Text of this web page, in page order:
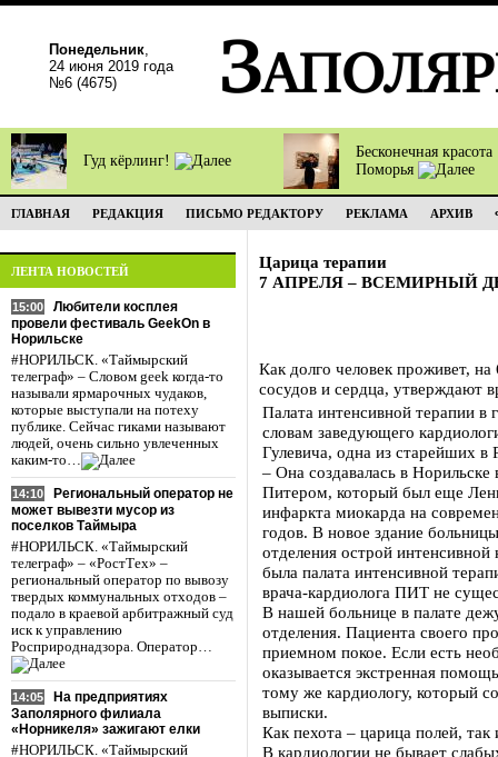
Понедельник,
24 июня 2019 года
№6 (4675)
Гуд кёрлинг!
Бесконечная красота
Поморья
ГЛАВНАЯ РЕДАКЦИЯ ПИСЬМО РЕДАКТОРУ РЕКЛАМА АРХИВ
ЛЕНТА НОВОСТЕЙ
15:00
Любители косплея
провели фестиваль GeekOn в
Норильске
#НОРИЛЬСК. «Таймырский
телеграф» – Словом geek когда-то
называли ярмарочных чудаков,
которые выступали на потеху
публике. Сейчас гиками называют
людей, очень сильно увлеченных
каким-то…
14:10
Региональный оператор не
может вывезти мусор из
поселков Таймыра
#НОРИЛЬСК. «Таймырский
телеграф» – «РостТех» –
региональный оператор по вывозу
твердых коммунальных отходов –
подало в краевой арбитражный суд
иск к управлению
Росприроднадзора. Оператор…
14:05
На предприятиях
Заполярного филиала
«Норникеля» зажигают елки
#НОРИЛЬСК. «Таймырский
Царица терапии
7 АПРЕЛЯ – ВСЕМИРНЫЙ
Как долго человек проживет, на
сосудов и сердца, утверждают
Палата интенсивной терапии
словам заведующего
Гулевича, одна из старейших в
– Она создавалась в
Питером, который был еще
инфаркта миокарда на
годов. В новое здание
отделения острой интенсивной
была палата интенсивной
врача-кардиолога ПИТ не
В нашей больнице в палате
отделения. Пациента своего
приемном покое. Если есть
оказывается экстренная
тому же кардиологу, который
выписки.
Как пехота – царица полей,
В кардиологии не бывает